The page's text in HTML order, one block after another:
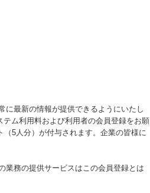
に最新の情報が提供できるようにいたし
ム利用料および利用者の会員登録をお願
5人分）が付与されます。企業の皆様に
業務の提供サービスはこの会員登録とは